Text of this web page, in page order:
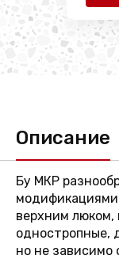
Описание
Бу МКР
верхним
одностропные,
но не зависимо